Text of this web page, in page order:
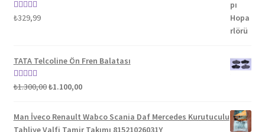
5 üzerinden
₺329,99
TATA Telcoline Ön Fren Balatası
5 üzerinden
₺1.300,00Orijinal
₺1.300,00.
₺1.100,00Şu
fiyat:
₺1.100,00.
Man İveco Renault Wabco Scania Daf Mercedes Kurutuculu